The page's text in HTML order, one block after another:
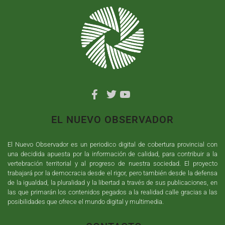
EL NUEVO OBSERVADOR
El Nuevo Observador es un periodico digital de cobertura provincial con
una decidida apuesta por la información de calidad, para contribuir a la
vertebración territorial y al progreso de nuestra sociedad. El proyecto
trabajará por la democracia desde el rigor, pero también desde la defensa
de la igualdad, la pluralidad y la libertad a través de sus publicaciones, en
las que primarán los contenidos pegados a la realidad calle gracias a las
posibilidades que ofrece el mundo digital y multimedia.